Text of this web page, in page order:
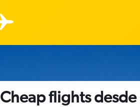
Cheap flights desde